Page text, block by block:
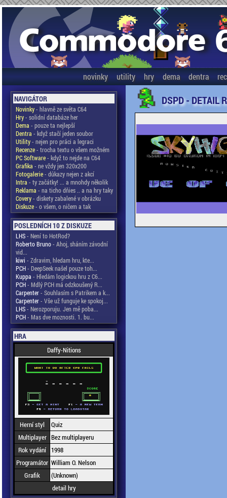
novinky utility hry dema dentra
NAVIGÁTOR
Novinky- hlavně ze světa C64
Hry- solidní databáze her
Dema - pouze ta nejlepší
Dentra - když stačí jeden soubor
Utility- nejen pro práci a legraci
Recenze- trocha textu o všem možném
PC Software- když to nejde na C64
Grafika - ne vždy jen 320x200
Fotogalerie- důkazy nejen z akcí
Intra - ty začátky! ... a mnohdy několik
Reklama - na ticho dňies .. a na hry taky
Covery- diskety zabalené v obrázku
Diskuze- o všem, o ničem a tak
POSLEDNÍCH 10 Z DISKUZE
LHS- Není to HotRod?
Roberto Bruno- Ahoj, sháním závodní
vid...
kiwi - Zdravim, hledam hru, kte...
PCH- DeepSeek našel pouze toh...
Kuppa - Hledám logickou hru z C6...
PCH- Mdlý PCH má odzkoušený R...
Carpenter- Souhlasím s Patrikem a k...
Carpenter- Vše už funguje ke spokoj...
LHS- Nerozporuju. Jen mě poba...
PCH- Mas dve moznosti. 1. bu...
HRA
Daffy-Nitions
Herní styl
Quiz
Multiplayer Bez multiplayeru
Rok vydání
1998
Programátor William O. Nelson
Grafik
(Unknown)
detail hry
DSPD - DETAIL